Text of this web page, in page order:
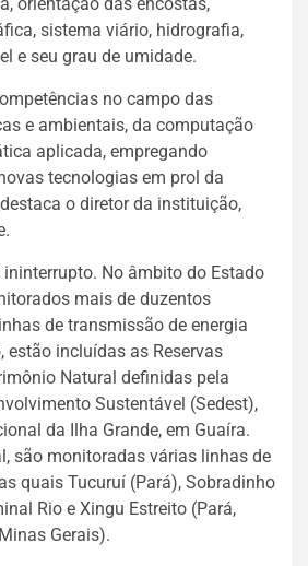
sistema viário, hidrografia,
e seu grau de umidade.
no campo das
e ambientais, da computação
aplicada, empregando
tecnologias em prol da
o diretor da instituição,
No âmbito do Estado
mais de duzentos
de transmissão de energia
estão incluídas as Reservas
Natural definidas pela
Sustentável (Sedest),
da Ilha Grande, em Guaíra.
são monitoradas várias linhas de
quais Tucuruí (Pará), Sobradinho
Rio e Xingu Estreito (Pará,
Gerais).